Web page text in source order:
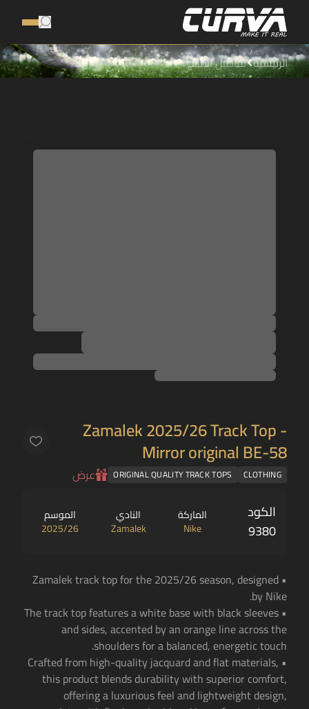
الرئيسية تفاصيل المنتج
Zamalek 2025/26 Track Top -
Mirror original BE-58
CLOTHING
ORIGINAL QUALITY TRACK TOPS عرض
الكود
9380
الماركة
Nike
النادي
Zamalek
الموسم
2025/26
• Zamalek track top for the 2025/26 season, designed
by Nike.
• The track top features a white base with black sleeves
and sides, accented by an orange line across the
shoulders for a balanced, energetic touch.
• Crafted from high-quality jacquard and flat materials,
this product blends durability with superior comfort,
offering a luxurious feel and lightweight design,